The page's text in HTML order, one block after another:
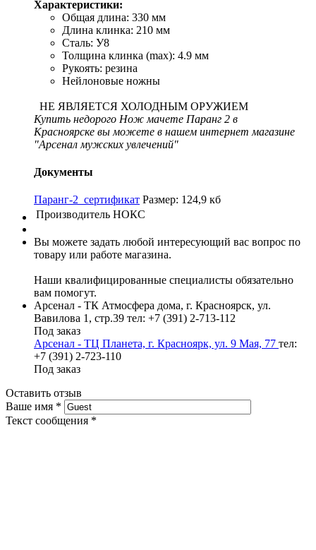
Характеристики:
Общая длина: 330 мм
Длина клинка: 210 мм
Сталь: У8
Толщина клинка (max): 4.9 мм
Рукоять: резина
Нейлоновые ножны
НЕ ЯВЛЯЕТСЯ ХОЛОДНЫМ ОРУЖИЕМ
Купить недорого Нож мачете Паранг 2 в
Красноярске вы можете в нашем интернет магазине
"Арсенал мужских увлечений"
Документы
Паранг-2_сертификат Размер: 124,9 кб
Производитель НОКС
Вы можете задать любой интересующий вас вопрос по
товару или работе магазина.
Наши квалифицированные специалисты обязательно
вам помогут.
Арсенал - ТК Атмосфера дома, г. Красноярск, ул.
Вавилова 1, стр.39 тел: +7 (391) 2-713-112
Под заказ
Арсенал - ТЦ Планета, г. Красноярк, ул. 9 Мая, 77 тел:
+7 (391) 2-723-110
Под заказ
Оставить отзыв
Ваше имя *
Текст сообщения *